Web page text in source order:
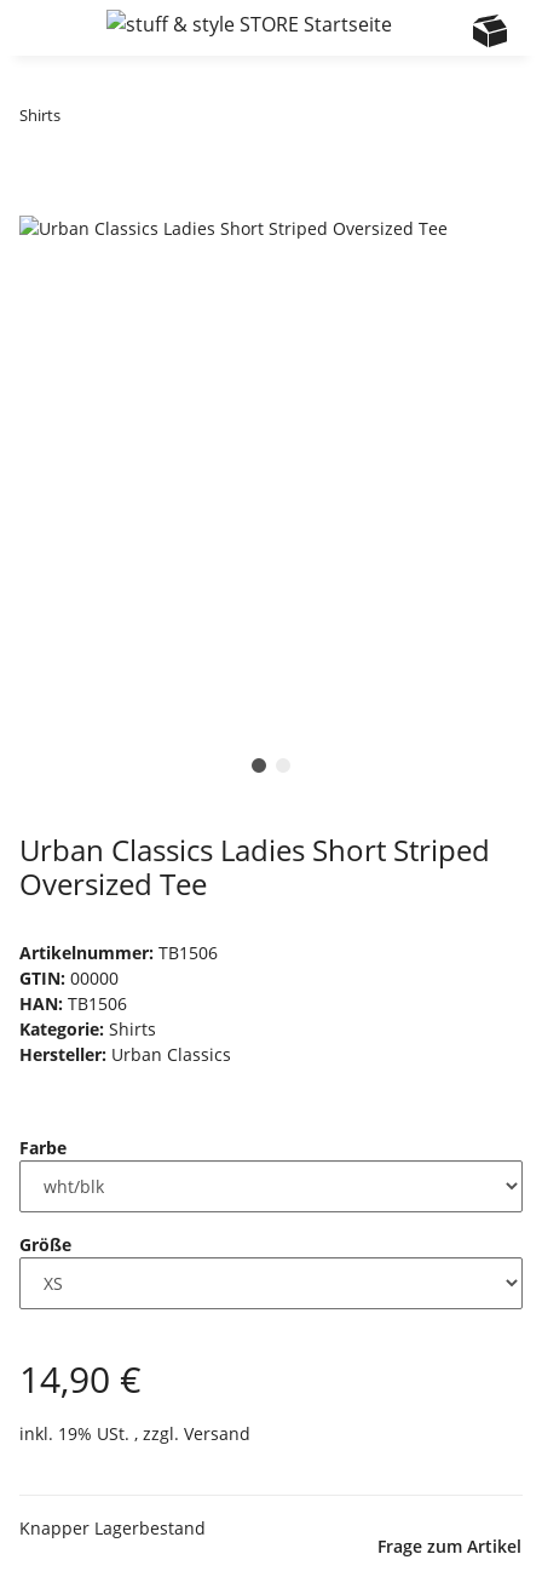
Shirts
Urban Classics Ladies Short Striped
Oversized Tee
Artikelnummer: TB1506
GTIN: 00000
HAN: TB1506
Kategorie: Shirts
Hersteller: Urban Classics
Farbe
Größe
14,90 €
inkl. 19% USt. , zzgl. Versand
Knapper Lagerbestand
Frage zum Artikel